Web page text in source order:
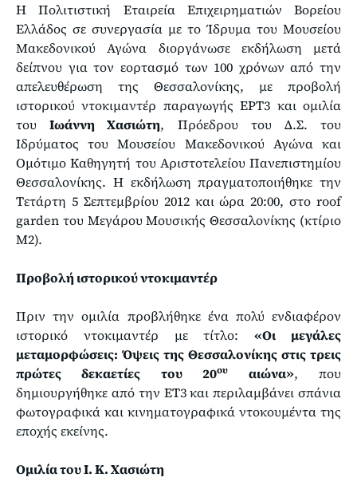
H Πολιτιστική Εταιρεία Επιχειρηματιών Βορείου
Ελλάδος σε συνεργασία με το Ίδρυμα του Μουσείου
Μακεδονικού Αγώνα διοργάνωσε εκδήλωση μετά
δείπνου για τον εορτασμό των 100 χρόνων από την
απελευθέρωση της Θεσσαλονίκης, με προβολή
ιστορικού ντοκιμαντέρ παραγωγής ΕΡΤ3 και ομιλία
τουΙωάννη Χασιώτη, Πρόεδρου του Δ.Σ. του
Ιδρύματος του Μουσείου Μακεδονικού Αγώνα και
Ομότιμο Kαθηγητή του Αριστοτελείου Πανεπιστημίου
Θεσσαλονίκης. Η εκδήλωση πραγματοποιήθηκε την
Τετάρτη 5 Σεπτεμβρίου 2012 και ώρα 20:00, στο roof
garden του Μεγάρου Μουσικής Θεσσαλονίκης (κτίριο
Μ2).
Προβολή ιστορικού ντοκιμαντέρ
Πριν την ομιλία προβλήθηκε ένα πολύ ενδιαφέρον
ιστορικό ντοκιμαντέρ με τίτλο:«Οι μεγάλες
μεταμορφώσεις: Όψεις της Θεσσαλονίκης στις τρεις
πρώτες δεκαετίες του 20ου αιώνα», που
δημιουργήθηκε από την ΕΤ3 και περιλαμβάνει σπάνια
φωτογραφικά και κινηματογραφικά ντοκουμέντα της
εποχής εκείνης.
Ομιλία του I. K. Xασιώτη